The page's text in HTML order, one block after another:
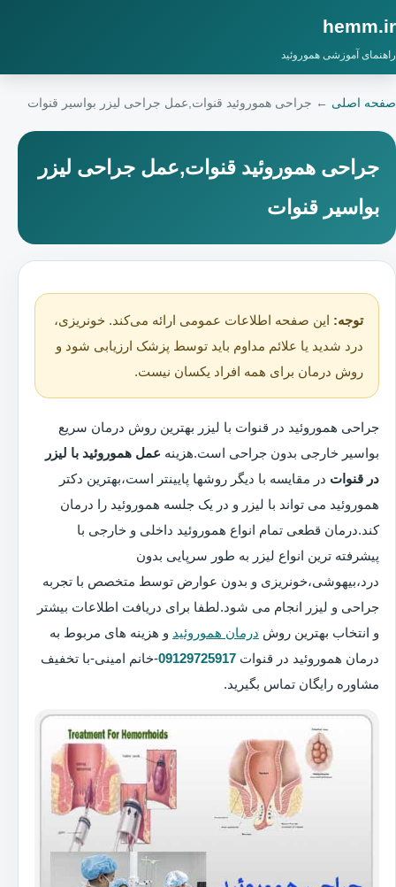
hemm.ir
راهنمای آموزشی هموروئید
صفحه اصلی ← جراحی هموروئید قنوات,عمل جراحی لیزر بواسیر قنوات
جراحی هموروئید قنوات,عمل جراحی لیزر
بواسیر قنوات
توجه: این صفحه اطلاعات عمومی ارائه می‌کند. خونریزی،
درد شدید یا علائم مداوم باید توسط پزشک ارزیابی شود و
روش درمان برای همه افراد یکسان نیست.
جراحی هموروئید در قنوات با لیزر بهترین روش درمان سریع
بواسیر خارجی بدون جراحی است.هزینه عمل هموروئید با لیزر
در قنوات در مقایسه با دیگر روشها پایینتر است،بهترین دکتر
هموروئید می تواند با لیزر و در یک جلسه هموروئید را درمان
کند.درمان قطعی تمام انواع هموروئید داخلی و خارجی با
پیشرفته ترین انواع لیزر به طور سرپایی بدون
درد،بیهوشی،خونریزی و بدون عوارض توسط متخصص با تجربه
جراحی و لیزر انجام می شود.لطفا برای دریافت اطلاعات بیشتر
و انتخاب بهترین روش درمان هموروئید و هزینه های مربوط به
درمان هموروئید در قنوات 09129725917-خانم امینی-با تخفیف
مشاوره رایگان تماس بگیرید.